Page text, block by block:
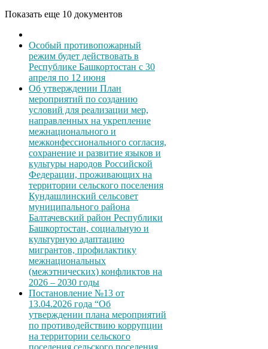
Показать еще 10 документов
Особый противопожарный
режим будет действовать в
Республике Башкортостан с 30
апреля по 12 июня
Об утверждении План
мероприятий по созданию
условий для реализации мер,
направленных на укрепление
межнационального и
межконфессионального согласия,
сохранение и развитие языков и
культуры народов Российской
Федерации, проживающих на
территории сельского поселения
Кундашлинский сельсовет
муниципального района
Балтачевский район Республики
Башкортостан, социальную и
культурную адаптацию
мигрантов, профилактику
межнациональных
(межэтнических) конфликтов на
2026 – 2030 годы
Постановление №13 от
13.04.2026 года “Об
утверждении плана мероприятий
по противодействию коррупции
на территории сельского